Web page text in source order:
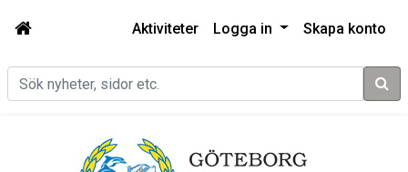
Aktiviteter Logga in Skapa konto
Sök